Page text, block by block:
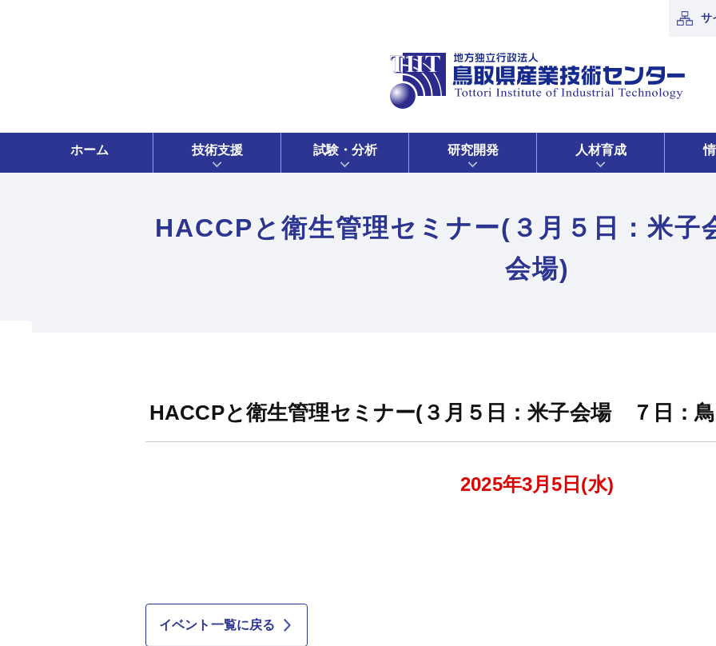
サ
ホーム 技術支援 試験・分析 研究開発 人材育成
HACCPと衛生管理セミナー(３月５日：米
会場)
HACCPと衛生管理セミナー(３月５日：米子会場 ７日：
2025年3月5日(水)
イベント一覧に戻る